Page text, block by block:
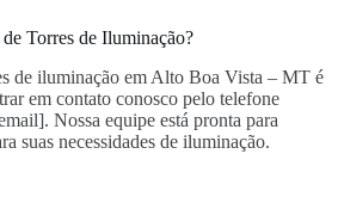
Torres de Iluminação?
de iluminação em Alto Boa Vista – MT é
em contato conosco pelo telefone
Nossa equipe está pronta para
suas necessidades de iluminação.